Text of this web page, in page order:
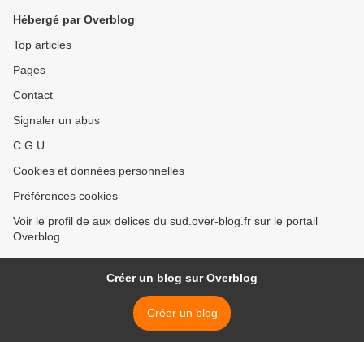
Hébergé par Overblog
Top articles
Pages
Contact
Signaler un abus
C.G.U.
Cookies et données personnelles
Préférences cookies
Voir le profil de aux delices du sud.over-blog.fr sur le portail
Overblog
Créer un blog sur Overblog
Créer un blog